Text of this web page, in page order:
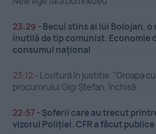
23:29 - Becul stins al lui Bolojan, o
inutilă de tip comunist. Economie
consumul național
23:12 - Lovitură în justiție. "Groapa
procurorului Gigi Ștefan, închisă
22:57 - Șoferii care au trecut
vizorul Poliției. CFR a făcut